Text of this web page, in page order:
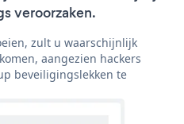
veroorzaken.
zult u waarschijnlijk
aangezien hackers
beveiligingslekken te